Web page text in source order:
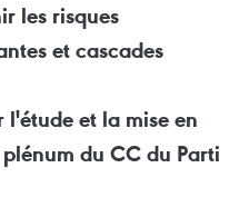
les risques
et cascades
l'étude et la mise en
du CC du Parti